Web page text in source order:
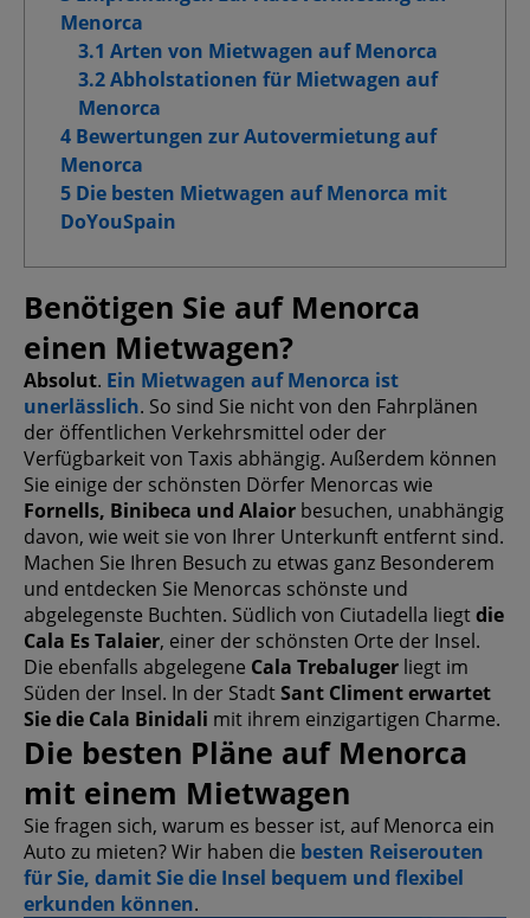
Menorca
3.1 Arten von Mietwagen auf Menorca
3.2 Abholstationen für Mietwagen auf
Menorca
4 Bewertungen zur Autovermietung auf
Menorca
5 Die besten Mietwagen auf Menorca mit
DoYouSpain
Benötigen Sie auf Menorca
einen Mietwagen?
Absolut. Ein Mietwagen auf Menorca ist
unerlässlich. So sind Sie nicht von den Fahrplänen
der öffentlichen Verkehrsmittel oder der
Verfügbarkeit von Taxis abhängig. Außerdem können
Sie einige der schönsten Dörfer Menorcas wie
Fornells, Binibeca und Alaior besuchen, unabhängig
davon, wie weit sie von Ihrer Unterkunft entfernt sind.
Machen Sie Ihren Besuch zu etwas ganz Besonderem
und entdecken Sie Menorcas schönste und
abgelegenste Buchten. Südlich von Ciutadella liegtdie
Cala Es Talaier, einer der schönsten Orte der Insel.
Die ebenfalls abgelegene Cala Trebaluger liegt im
Süden der Insel. In der StadtSant Climent erwartet
Sie die Cala Binidali mit ihrem einzigartigen Charme.
Die besten Pläne auf Menorca
mit einem Mietwagen
Sie fragen sich, warum es besser ist, auf Menorca ein
Auto zu mieten? Wir haben die besten Reiserouten
für Sie, damit Sie die Insel bequem und flexibel
erkunden können.
Erweiterte Werbe-Cookies